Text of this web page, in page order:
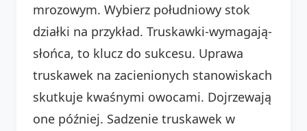
mrozowym. Wybierz południowy stok
działki na przykład. Truskawki-wymagają-
słońca, to klucz do sukcesu. Uprawa
truskawek na zacienionych stanowiskach
skutkuje kwaśnymi owocami. Dojrzewają
one później. Sadzenie truskawek w